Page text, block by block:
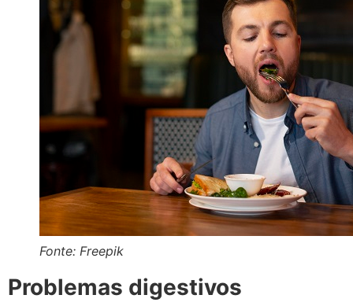
Fonte: Freepik
Problemas digestivos